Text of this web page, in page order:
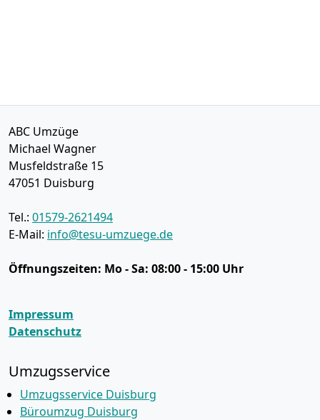
ABC Umzüge
Michael Wagner
Musfeldstraße 15
47051 Duisburg
Tel.: 01579-2621494
E-Mail: info@tesu-umzuege.de
Öffnungszeiten: Mo - Sa: 08:00 - 15:00 Uhr
Impressum
Datenschutz
Umzugsservice
Umzugsservice Duisburg
Büroumzug Duisburg